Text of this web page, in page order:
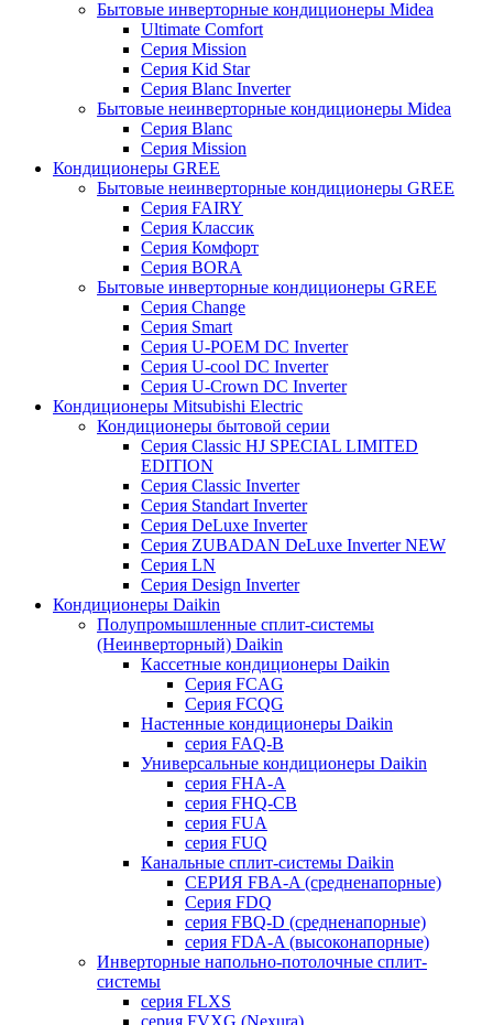
Бытовые инверторные кондиционеры Midea
Ultimate Comfort
Серия Mission
Серия Kid Star
Серия Blanc Inverter
Бытовые неинверторные кондиционеры Midea
Серия Blanc
Серия Mission
Кондиционеры GREE
Бытовые неинверторные кондиционеры GREE
Серия FAIRY
Серия Классик
Серия Комфорт
Серия BORA
Бытовые инверторные кондиционеры GREE
Серия Change
Серия Smart
Серия U-POEM DC Inverter
Серия U-cool DC Inverter
Серия U-Crown DC Inverter
Кондиционеры Mitsubishi Electric
Кондиционеры бытовой серии
Серия Classic HJ SPECIAL LIMITED
EDITION
Серия Classic Inverter
Серия Standart Inverter
Серия DeLuxe Inverter
Серия ZUBADAN DeLuxe Inverter NEW
Серия LN
Серия Design Inverter
Кондиционеры Daikin
Полупромышленные сплит-системы
(Неинверторный) Daikin
Кассетные кондиционеры Daikin
Серия FCAG
Серия FCQG
Настенные кондиционеры Daikin
серия FAQ-B
Универсальные кондиционеры Daikin
серия FHA-A
серия FHQ-CB
серия FUA
серия FUQ
Канальные сплит-системы Daikin
СЕРИЯ FBA-A (средненапорные)
Серия FDQ
серия FBQ-D (средненапорные)
серия FDA-A (высоконапорные)
Инверторные напольно-потолочные сплит-
системы
серия FLXS
серия FVXG (Nexura)